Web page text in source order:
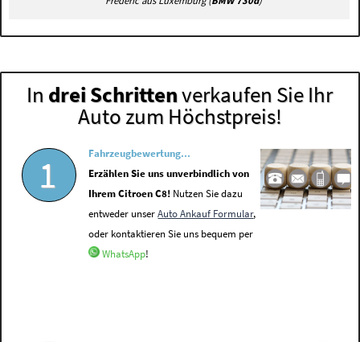
In drei Schrittenverkaufen Sie Ihr
Auto zum Höchstpreis!
1
Fahrzeugbewertung...
Erzählen Sie uns unverbindlich von
Ihrem Citroen C8! Nutzen Sie dazu
entweder unserAuto Ankauf Formular,
oder kontaktieren Sie uns bequem per
WhatsApp!